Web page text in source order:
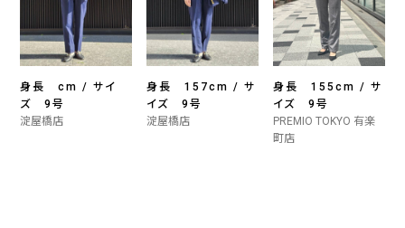
身長 cm / サイ
ズ 9号
淀屋橋店
身長 157cm / サ
イズ 9号
淀屋橋店
身長 155cm / サ
イズ 9号
PREMIO TOKYO 有楽
町店